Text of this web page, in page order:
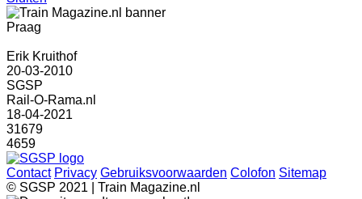
Praag
Erik Kruithof
20-03-2010
SGSP
Rail-O-Rama.nl
18-04-2021
31679
4659
Contact Privacy Gebruiksvoorwaarden Colofon Sitemap
© SGSP 2021 | Train Magazine.nl